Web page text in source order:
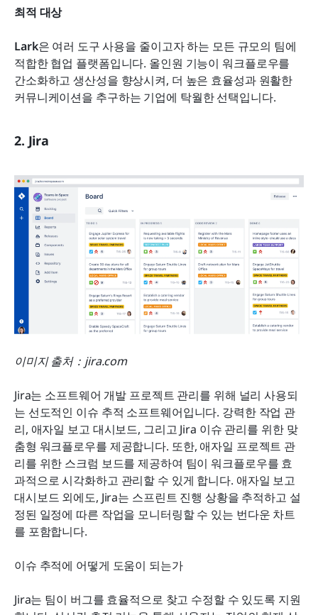
최적 대상
Lark은 여러 도구 사용을 줄이고자 하는 모든 규모의 팀에
적합한 협업 플랫폼입니다. 올인원 기능이 워크플로우를
간소화하고 생산성을 향상시켜, 더 높은 효율성과 원활한
커뮤니케이션을 추구하는 기업에 탁월한 선택입니다.
2. Jira
이미지 출처：jira.com
Jira는 소프트웨어 개발 프로젝트 관리를 위해 널리 사용되
는 선도적인 이슈 추적 소프트웨어입니다. 강력한 작업 관
리, 애자일 보고 대시보드, 그리고 Jira 이슈 관리를 위한 맞
춤형 워크플로우를 제공합니다. 또한, 애자일 프로젝트 관
리를 위한 스크럼 보드를 제공하여 팀이 워크플로우를 효
과적으로 시각화하고 관리할 수 있게 합니다. 애자일 보고
대시보드 외에도, Jira는 스프린트 진행 상황을 추적하고 설
정된 일정에 따른 작업을 모니터링할 수 있는 번다운 차트
를 포함합니다.
이슈 추적에 어떻게 도움이 되는가
Jira는 팀이 버그를 효율적으로 찾고 수정할 수 있도록 지원